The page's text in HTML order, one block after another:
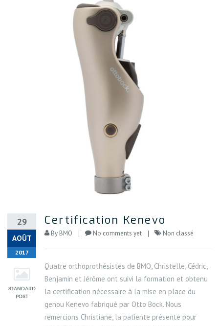
29
AOÛT
2017
Certification Kenevo
By BMO No comments yet Non classé
Quatre orthoprothésistes de BMO, Christelle, Cédric,
Benjamin et Jérôme ont suivi la formation et obtenu
la certification nécessaire à la mise en place du
genou Kenevo fabriqué par Otto Bock. Nous
remercions Christiane, la patiente présente pour